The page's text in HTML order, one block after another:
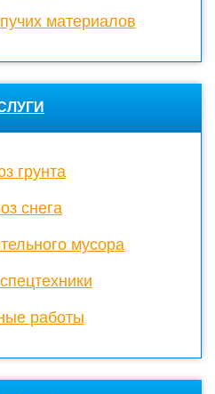
материалов
грунта
снега
мусора
работы